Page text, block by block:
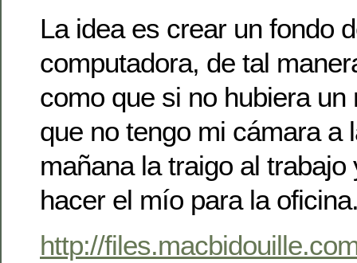
La idea es crear un fondo
computadora, de tal
como que si no hubiera un
que no tengo mi cámara a
mañana la traigo al trabajo
hacer el mío para la
http://